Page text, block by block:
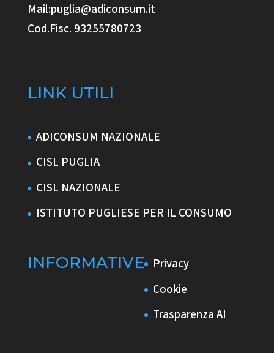
Mail:puglia@adiconsum.it
Cod.Fisc. 93255780723
LINK UTILI
ADICONSUM NAZIONALE
CISL PUGLIA
CISL NAZIONALE
ISTITUTO PUGLIESE PER IL CONSUMO
INFORMATIVE
Privacy
Cookie
Trasparenza AI